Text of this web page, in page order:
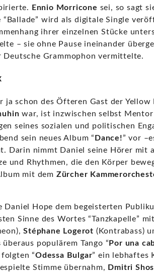
Ennio Morricone sei, so sagt
wird als digitale Single
ihrer einzelnen Stücke
– sie ohne Pause ineinander
Grammophon vermittelte.
ja schon des Öfteren Gast der Yellow
war, ist inzwischen selbst
seines sozialen und politischen
sein neues Album “ Dance!” vor
Darin nimmt Daniel seine Hörer mit
und Rhythmen, die den Körper
mit dem Zürcher
Daniel Hope dem begeisterten
Sinne des Wortes “Tanzkapelle”
Stéphane Logerot (Kontrabass)
überaus populärem Tango “ Por una
“Odessa Bulgar” ein lebhaftes
Stimme übernahm, Dmitri